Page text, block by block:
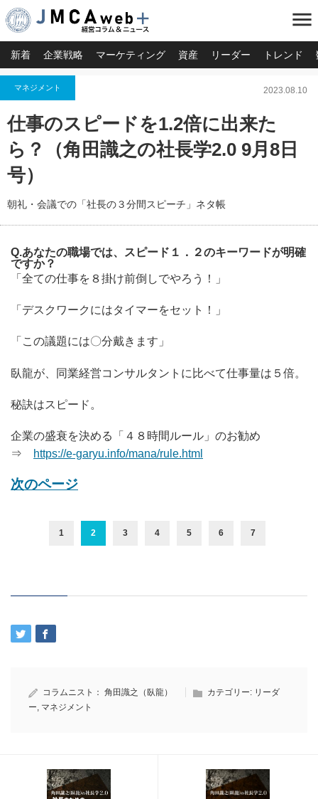
menu
新着 企業戦略 マーケティング 資産 リーダー トレンド
マネジメント 2023.08.10
仕事のスピードを1.2倍に出来た
ら？（角田識之の社長学2.0 9月8日
号）
朝礼・会議での「社長の３分間スピーチ」ネタ帳
Q.あなたの職場では、スピード１．２のキーワードが明確
ですか？
「全ての仕事を８掛け前倒しでやろう！」
「デスクワークにはタイマーをセット！」
「この議題には〇分戴きます」
臥龍が、同業経営コンサルタントに比べて仕事量は５倍。
秘訣はスピード。
企業の盛衰を決める「４８時間ルール」のお勧め
⇒
https://e-garyu.info/mana/rule.html
次のページ
1 2 3 4 5 6 7
コラムニスト： 角田識之（臥龍） カテゴリー: リーダ
ー, マネジメント